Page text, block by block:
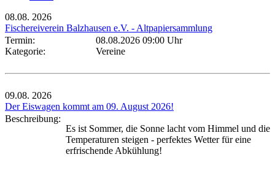
08.08. 2026
Fischereiverein Balzhausen e.V. - Altpapiersammlung
Termin:
08.08.2026 09:00 Uhr
Kategorie:
Vereine
09.08. 2026
Der Eiswagen kommt am 09. August 2026!
Beschreibung:
Es ist Sommer, die Sonne lacht vom Himmel und die
Temperaturen steigen - perfektes Wetter für eine
erfrischende Abkühlung!